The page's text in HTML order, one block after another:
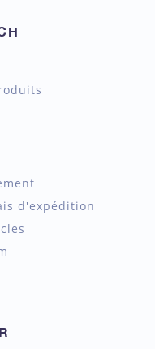
d'expédition